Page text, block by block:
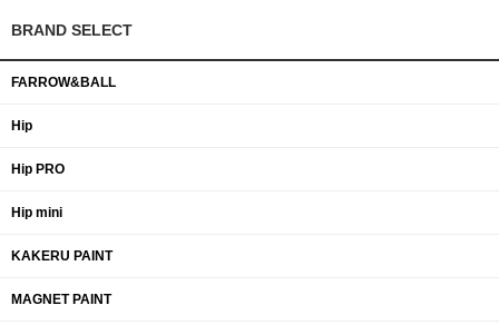
BRAND SELECT
FARROW&BALL
Hip
Hip PRO
Hip mini
KAKERU PAINT
MAGNET PAINT